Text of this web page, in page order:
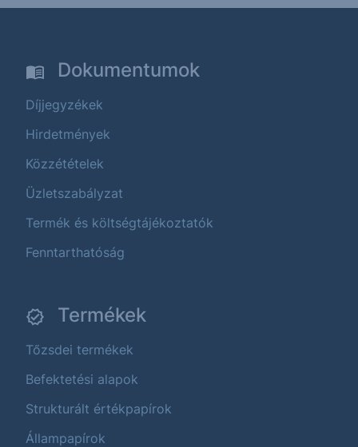
Dokumentumok
Díjjegyzékek
Hirdetmények
Közzétételek
Üzletszabályzat
Termék és költségtájékoztatók
Fenntarthatóság
Termékek
Tőzsdei termékek
Befektetési alapok
Strukturált értékpapírok
Állampapírok